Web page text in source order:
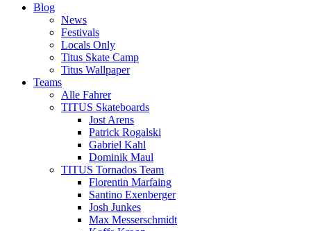
Blog
News
Festivals
Locals Only
Titus Skate Camp
Titus Wallpaper
Teams
Alle Fahrer
TITUS Skateboards
Jost Arens
Patrick Rogalski
Gabriel Kahl
Dominik Maul
TITUS Tornados Team
Florentin Marfaing
Santino Exenberger
Josh Junkes
Max Messerschmidt